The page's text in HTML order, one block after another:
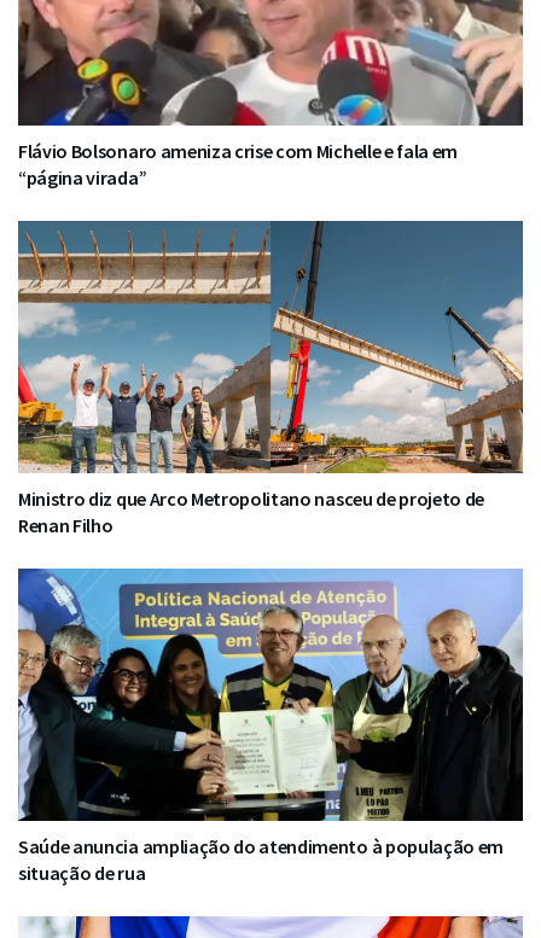
Flávio Bolsonaro ameniza crise com Michelle e fala em
“página virada”
Ministro diz que Arco Metropolitano nasceu de projeto de
Renan Filho
Saúde anuncia ampliação do atendimento à população em
situação de rua